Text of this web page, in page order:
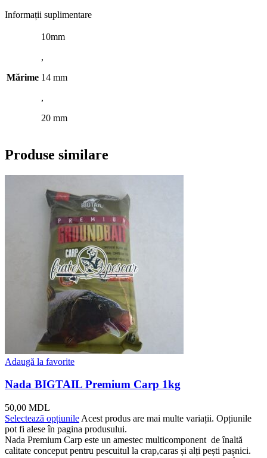
Informații suplimentare
Mărime
10mm
,
14 mm
,
20 mm
Produse similare
Adaugă la favorite
Nada BIGTAIL Premium Carp 1kg
50,00 MDL
Selectează opțiunile Acest produs are mai multe variații. Opțiunile
pot fi alese în pagina produsului.
Nada Premium Carp este un amestec multicomponent de înaltă
calitate conceput pentru pescuitul la crap,caras și alți pești pașnici.